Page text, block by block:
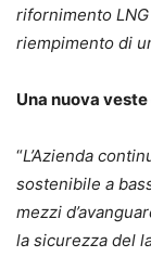
rifornimento
riempimento di
Una nuova
“L’Azienda
sostenibile a
mezzi
la sicurezza del